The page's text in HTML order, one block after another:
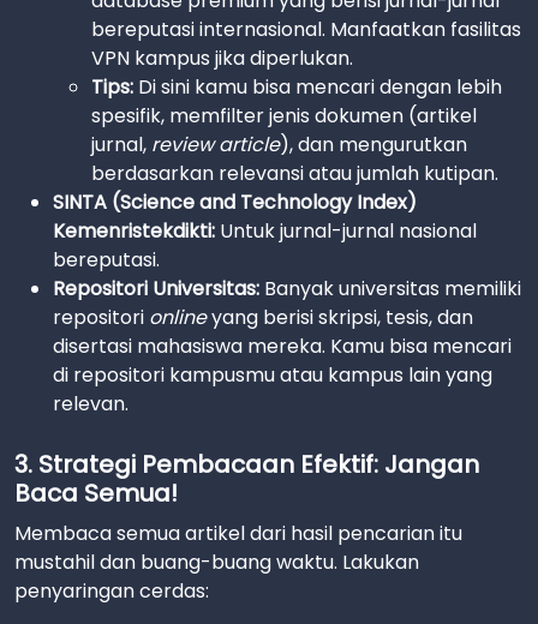
bereputasi internasional. Manfaatkan fasilitas
VPN kampus jika diperlukan.
Tips: Di sini kamu bisa mencari dengan lebih
spesifik, memfilter jenis dokumen (artikel
jurnal, review article), dan mengurutkan
berdasarkan relevansi atau jumlah kutipan.
SINTA (Science and Technology Index)
Kemenristekdikti: Untuk jurnal-jurnal nasional
bereputasi.
Repositori Universitas: Banyak universitas memiliki
repositori onlineyang berisi skripsi, tesis, dan
disertasi mahasiswa mereka. Kamu bisa mencari
di repositori kampusmu atau kampus lain yang
relevan.
3. Strategi Pembacaan Efektif: Jangan
Baca Semua!
Membaca semua artikel dari hasil pencarian itu
mustahil dan buang-buang waktu. Lakukan
penyaringan cerdas: